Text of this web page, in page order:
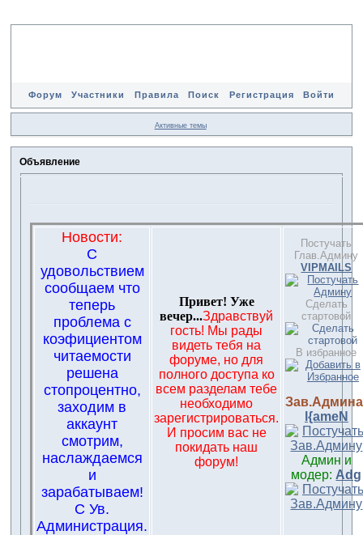
Форум Участники Правила Поиск Регистрация Войти
Активные темы
Объявление
Новости:
С
удовольствием
сообщаем что
теперь
проблема с
коэфициентом
читаемости
решена
стопроцентно,
заходим в
аккаунт
смотрим,
наслаждаемся
и
зарабатываем!
С Ув.
Администрация.
Привет! Уже
вечер...Здравствуй
гость! Мы рады
видеть тебя на
форуме, но для
полного доступа ко
всем разделам тебе
необходимо
зарегистрироваться.
И просим вас не
покидать наш
форум!
Постучать
Глав.Админу
VIPMAILS
Сделать
стартовой
В избранное
l{ameN
Админ и
модер: Adg